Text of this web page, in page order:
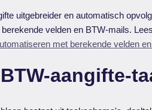
uitgebreider en automatisch
velden en BTW-mails.
met berekende velden
aangifte-